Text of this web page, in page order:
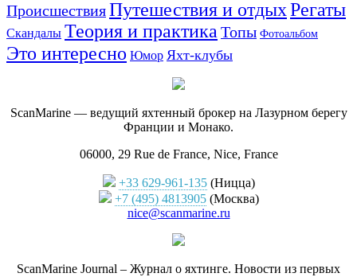
ПроисшествияПутешествия и отдыхРегаты
Скандалы Теория и практика Топы Фотоальбом
Это интересно Юмор Яхт-клубы
ScanMarine — ведущий яхтенный брокер на Лазурном берегу
Франции и Монако.
06000, 29 Rue de France, Nice, France
+33 629-961-135(Ницца)
+7 (495) 4813905(Москва)
nice@scanmarine.ru
ScanMarine Journal – Журнал о яхтинге. Новости из первых